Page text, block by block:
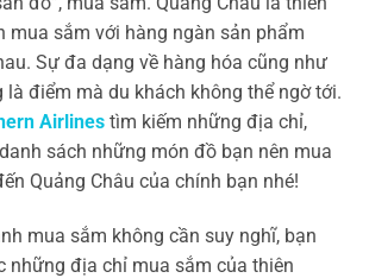
mua sắm với hàng ngàn sản phẩm
Sự đa dạng về hàng hóa cũng như
là điểm mà du khách không thể ngờ tới.
Airlines tìm kiếm những địa chỉ,
sách những món đồ bạn nên mua
Quảng Châu của chính bạn nhé!
mua sắm không cần suy nghĩ, bạn
những địa chỉ mua sắm của thiên